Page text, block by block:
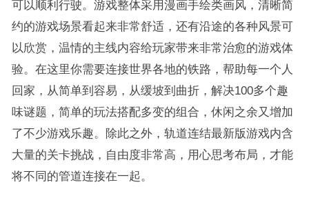
可以顺利行驶。游戏整体采用漫画手绘类画风，清晰简
约的游戏场景看起来非常舒适，还有沿途的各种风景可
以欣赏，温情的主线内容给玩家带来非常治愈的游戏体
验。在这里你需要连接世界各地的铁路，帮助每一个人
回家，从简单到容易，从缓坡到曲折，解决100多个趣
味谜题，简单的玩法搭配多变的组合，休闲之余又增加
了不少游戏乐趣。除此之外，轨道连结最新版游戏内含
大量的关卡挑战，自由度非常高，用心思考布局，才能
将不同的管道连接在一起。